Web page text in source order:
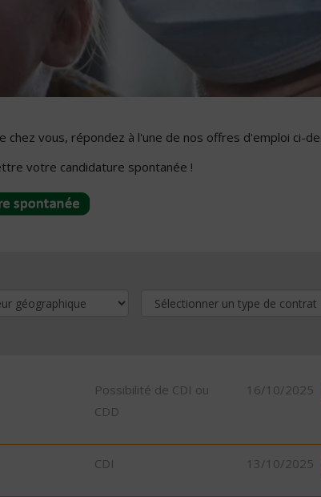
vous, répondez à l'une de nos offres d'emploi ci-
votre candidature spontanée !
Possibilité de CDI ou
CDD
16/10/2025
CDI 13/10/2025